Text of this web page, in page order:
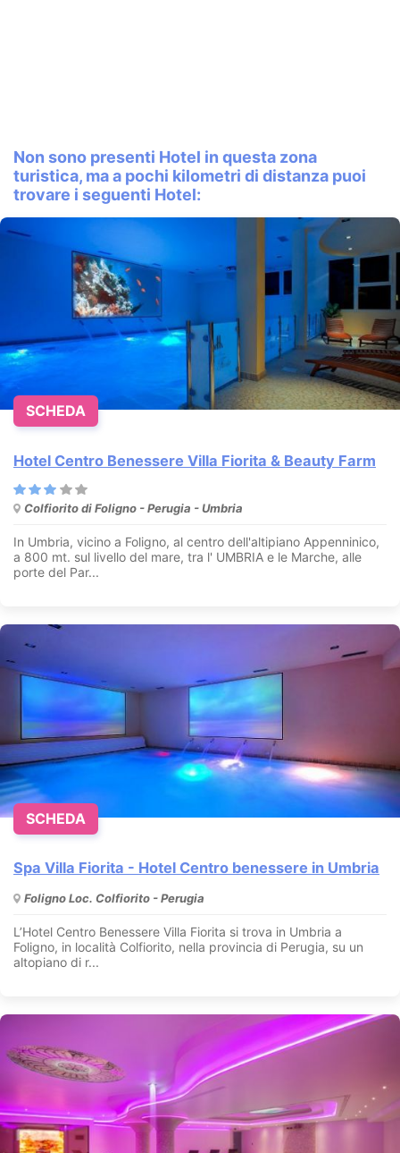
Non sono presenti Hotel in questa zona
turistica, ma a pochi kilometri di distanza puoi
trovare i seguenti Hotel:
Hotel Centro Benessere Villa Fiorita & Beauty Farm
Colfiorito di Foligno - Perugia - Umbria
In Umbria, vicino a Foligno, al centro dell'altipiano Appenninico,
a 800 mt. sul livello del mare, tra l' UMBRIA e le Marche, alle
porte del Par...
SCHEDA
Spa Villa Fiorita - Hotel Centro benessere in Umbria
Foligno Loc. Colfiorito - Perugia
L’Hotel Centro Benessere Villa Fiorita si trova in Umbria a
Foligno, in località Colfiorito, nella provincia di Perugia, su un
altopiano di r...
SCHEDA